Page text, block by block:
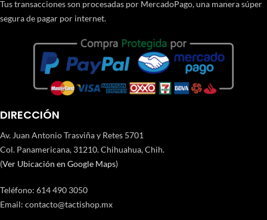
Tus transacciones son procesadas por MercadoPago, una manera súper
segura de pagar por internet.
DIRECCIÓN
Av. Juan Antonio Trasviña y Retes 5701
Col. Panamericana, 31210. Chihuahua, Chih.
(Ver Ubicación en Google Maps)
Teléfono: 614 490 3050
Email: contacto@tactishop.mx